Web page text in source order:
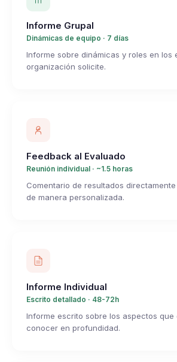
Informe Grupal
Dinámicas de equipo · 7 días
Informe sobre dinámicas y roles en los
organización solicite.
Feedback al Evaluado
Reunión individual · ~1.5 horas
Comentario de resultados
de manera personalizada.
Informe Individual
Escrito detallado · 48-72h
Informe escrito sobre los aspectos que
conocer en profundidad.